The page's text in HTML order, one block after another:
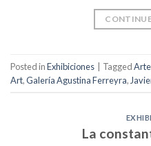
Posted inExhibiciones Tagged
Art,Galería Agustina Ferreyra,
La